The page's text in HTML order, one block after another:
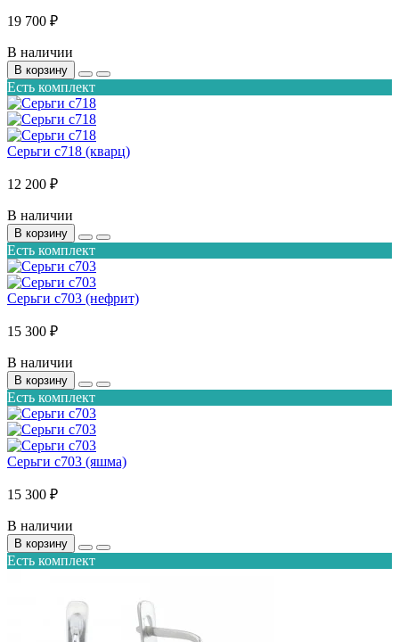
19 700 ₽
В наличии
В корзину
Есть комплект
Серьги с718 (кварц)
12 200 ₽
В наличии
В корзину
Есть комплект
Серьги с703 (нефрит)
15 300 ₽
В наличии
В корзину
Есть комплект
Серьги с703 (яшма)
15 300 ₽
В наличии
В корзину
Есть комплект